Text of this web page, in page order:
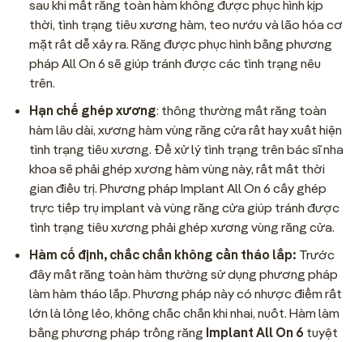
sau khi mất răng toàn hàm không được phục hình kịp
thời, tình trạng tiêu xương hàm, teo nướu và lão hóa cơ
mặt rất dễ xảy ra. Răng được phục hình bằng phương
pháp All On 6 sẽ giúp tránh được các tình trạng nêu
trên.
Hạn chế ghép xương: thông thường mất răng toàn
hàm lâu dài, xương hàm vùng răng cửa rất hay xuất hiện
tình trạng tiêu xương. Để xử lý tình trạng trên bác sĩ nha
khoa sẽ phải ghép xương hàm vùng này, rất mất thời
gian điều trị. Phương pháp Implant All On 6 cấy ghép
trực tiếp trụ implant và vùng răng cửa giúp tránh được
tình trạng tiêu xương phải ghép xương vùng răng cửa.
Hàm cố định, chắc chắn không cần tháo lắp: Trước
đây mất răng toàn hàm thường sử dụng phương pháp
làm hàm tháo lắp. Phương pháp này có nhược điểm rất
lớn là lỏng lẻo, không chắc chắn khi nhai, nuốt. Hàm làm
bằng phương pháp trồng răng Implant All On 6 tuyệt